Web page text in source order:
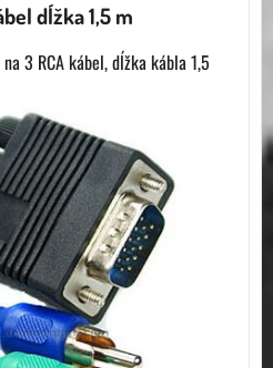
dĺžka 1,5 m
3 RCA kábel, dĺžka kábla 1,5